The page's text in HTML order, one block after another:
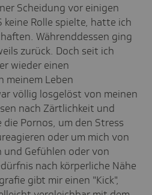
Scheidung vor einigen
keine Rolle spielte, hatte ich
Währenddessen ging
zurück. Doch seit ich
wieder einen
meinem Leben
völlig losgelöst von meinen
nach Zärtlichkeit und
Pornos, um den Stress
oder um mich von
und Gefühlen oder von
nach körperliche Nähe
gibt mir einen "Kick",